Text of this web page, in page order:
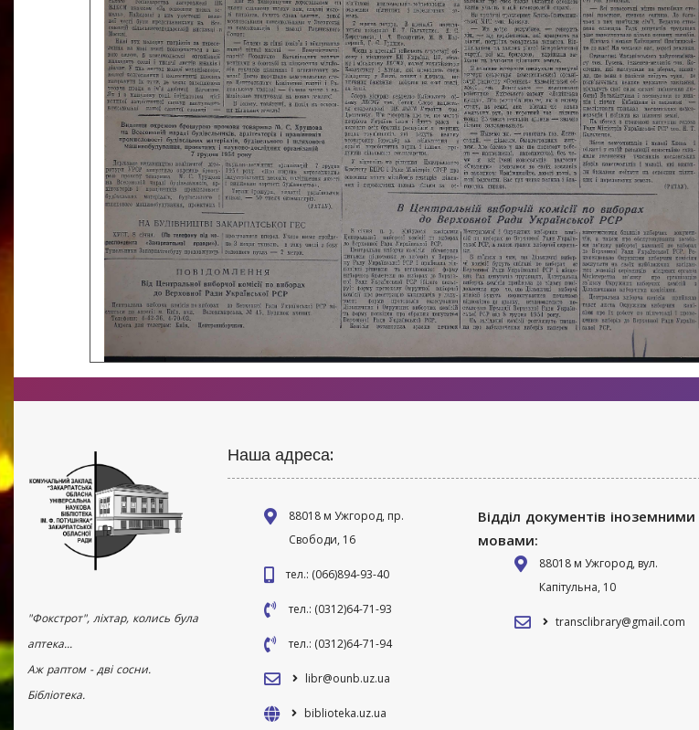
"Фокстрот", ліхтар, колись була
аптека...
Аж раптом - дві сосни.
Бібліотека.
Наша адреса:
88018 м Ужгород, пр.
Свободи, 16
тел.: (066)894-93-40
тел.: (0312)64-71-93
тел.: (0312)64-71-94
libr@ounb.uz.ua
biblioteka.uz.ua
Відділ документів іноземними
мовами:
88018 м Ужгород, вул.
Капітульна, 10
transclibrary@gmail.com